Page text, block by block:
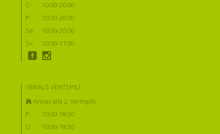
C:
10:00-20:00
P:
10:00-20:00
Se:
10:00-20:00
Sv:
10:00-17:00
VEIKALS VENTSPILĪ:
Annas iela 2, Ventspils
P:
10:00-18:30
O:
10:00-18:30